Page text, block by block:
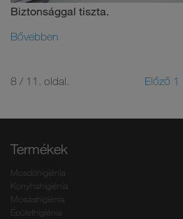
Biztonsággal tiszta.
Bővebben
8 / 11. oldal. Előző 1
Termékek
Mosdóhigiénia
Konyhahigiénia
Mosáshigiénia
Épülethigiénia